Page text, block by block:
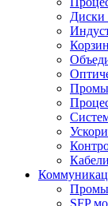
Диски
Кабели
SFP